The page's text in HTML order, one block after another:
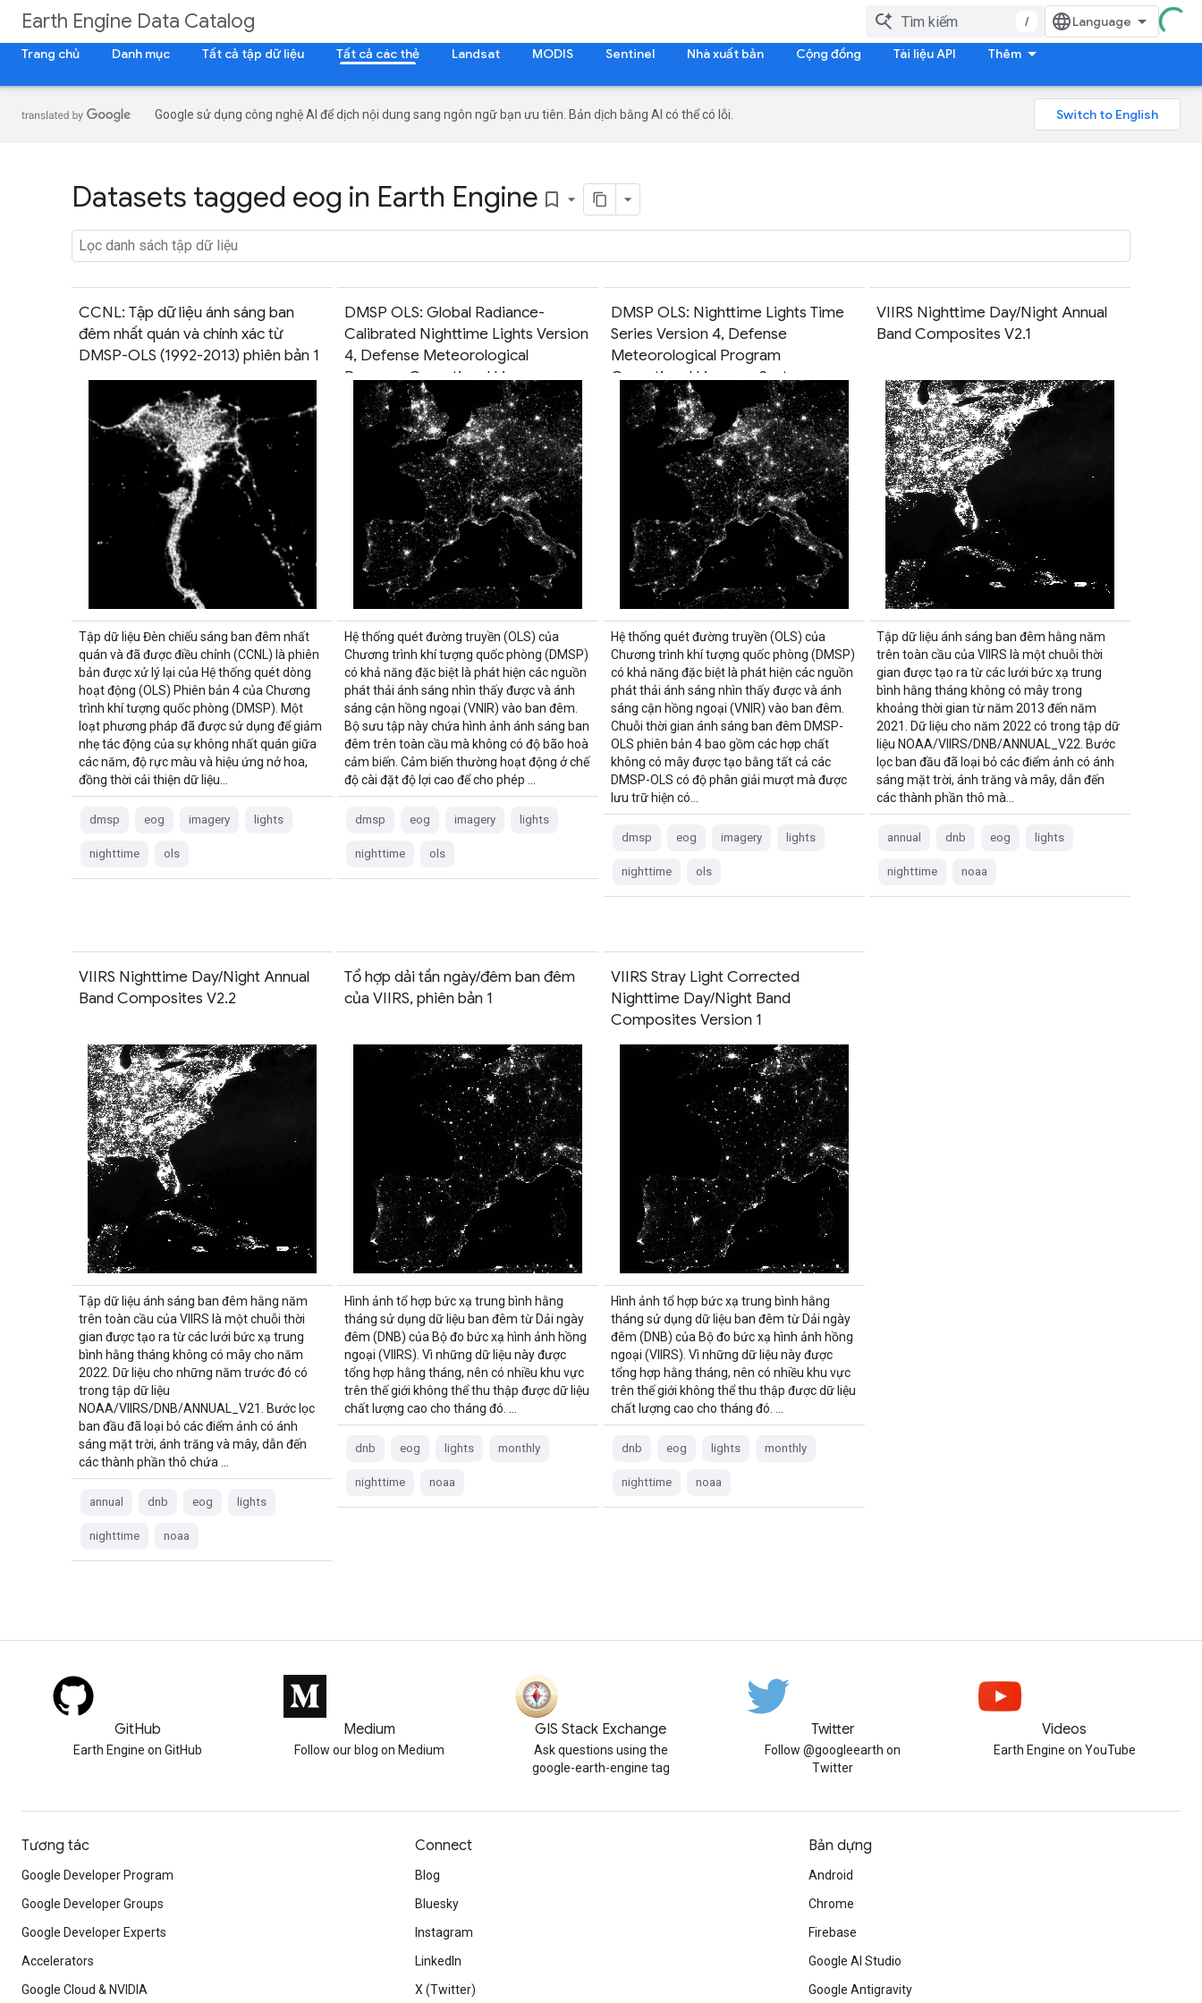
Earth Engine Data Catalog
/
Trang chủ
Danh mục Tất cả tập dữ liệu Tất cả các thẻ Landsat MODIS Sentinel Nhà xuất bản Cộng đồng Tài liệu API Thêm
Google sử dụng công nghệ AI để dịch nội dung sang ngôn ngữ bạn ưu tiên. Bản dịch bằng AI có thể có lỗi.
Datasets tagged eog in Earth Engine bookmark_border
CCNL: Tập dữ liệu ánh sáng ban
đêm nhất quán và chính xác từ
DMSP-OLS (1992-2013) phiên bản 1
Tập dữ liệu Đèn chiếu sáng ban đêm nhất
quán và đã được điều chỉnh (CCNL) là phiên
bản được xử lý lại của Hệ thống quét dòng
hoạt động (OLS) Phiên bản 4 của Chương
trình khí tượng quốc phòng (DMSP). Một
loạt phương pháp đã được sử dụng để giảm
nhẹ tác động của sự không nhất quán giữa
các năm, độ rực màu và hiệu ứng nở hoa,
đồng thời cải thiện dữ liệu…
dmsp eog imagery lights
nighttime ols
DMSP OLS: Global Radiance-
Calibrated Nighttime Lights Version
4, Defense Meteorological
Program Operational Linescan
System
Hệ thống quét đường truyền (OLS) của
Chương trình khí tượng quốc phòng (DMSP)
có khả năng đặc biệt là phát hiện các nguồn
phát thải ánh sáng nhìn thấy được và ánh
sáng cận hồng ngoại (VNIR) vào ban đêm.
Bộ sưu tập này chứa hình ảnh ánh sáng ban
đêm trên toàn cầu mà không có độ bão hoà
cảm biến. Cảm biến thường hoạt động ở chế
độ cài đặt độ lợi cao để cho phép …
dmsp eog imagery lights
nighttime ols
DMSP OLS: Nighttime Lights Time
Series Version 4, Defense
Meteorological Program
Operational Linescan System
Hệ thống quét đường truyền (OLS) của
Chương trình khí tượng quốc phòng (DMSP)
có khả năng đặc biệt là phát hiện các nguồn
phát thải ánh sáng nhìn thấy được và ánh
sáng cận hồng ngoại (VNIR) vào ban đêm.
Chuỗi thời gian ánh sáng ban đêm DMSP-
OLS phiên bản 4 bao gồm các hợp chất
không có mây được tạo bằng tất cả các
DMSP-OLS có độ phân giải mượt mà được
lưu trữ hiện có…
dmsp eog imagery lights
nighttime ols
VIIRS Nighttime Day/Night Annual
Band Composites V2.1
Tập dữ liệu ánh sáng ban đêm hằng năm
trên toàn cầu của VIIRS là một chuỗi thời
gian được tạo ra từ các lưới bức xạ trung
bình hằng tháng không có mây trong
khoảng thời gian từ năm 2013 đến năm
2021. Dữ liệu cho năm 2022 có trong tập dữ
liệu NOAA/VIIRS/DNB/ANNUAL_V22. Bước
lọc ban đầu đã loại bỏ các điểm ảnh có ánh
sáng mặt trời, ánh trăng và mây, dẫn đến
các thành phần thô mà…
annual dnb eog lights
nighttime noaa
VIIRS Nighttime Day/Night Annual
Band Composites V2.2
Tập dữ liệu ánh sáng ban đêm hằng năm
trên toàn cầu của VIIRS là một chuỗi thời
gian được tạo ra từ các lưới bức xạ trung
bình hằng tháng không có mây cho năm
2022. Dữ liệu cho những năm trước đó có
trong tập dữ liệu
NOAA/VIIRS/DNB/ANNUAL_V21. Bước lọc
ban đầu đã loại bỏ các điểm ảnh có ánh
sáng mặt trời, ánh trăng và mây, dẫn đến
các thành phần thô chứa …
annual dnb eog lights
nighttime noaa
Tổ hợp dải tần ngày/đêm ban đêm
của VIIRS, phiên bản 1
Hình ảnh tổ hợp bức xạ trung bình hằng
tháng sử dụng dữ liệu ban đêm từ Dải ngày
đêm (DNB) của Bộ đo bức xạ hình ảnh hồng
ngoại (VIIRS). Vì những dữ liệu này được
tổng hợp hằng tháng, nên có nhiều khu vực
trên thế giới không thể thu thập được dữ liệu
chất lượng cao cho tháng đó. …
dnb eog lights monthly
nighttime noaa
VIIRS Stray Light Corrected
Nighttime Day/Night Band
Composites Version 1
Hình ảnh tổ hợp bức xạ trung bình hằng
tháng sử dụng dữ liệu ban đêm từ Dải ngày
đêm (DNB) của Bộ đo bức xạ hình ảnh hồng
ngoại (VIIRS). Vì những dữ liệu này được
tổng hợp hằng tháng, nên có nhiều khu vực
trên thế giới không thể thu thập được dữ liệu
chất lượng cao cho tháng đó. …
dnb eog lights monthly
nighttime noaa
GitHub
Earth Engine on GitHub
Medium
Follow our blog on Medium
GIS Stack Exchange
Ask questions using the
google-earth-engine tag
Twitter
Follow @googleearth on
Twitter
Videos
Earth Engine on YouTube
Tương tác
Google Developer Program
Google Developer Groups
Google Developer Experts
Accelerators
Google Cloud & NVIDIA
Connect
Blog
Bluesky
Instagram
LinkedIn
X (Twitter)
Bản dựng
Android
Chrome
Firebase
Google AI Studio
Google Antigravity